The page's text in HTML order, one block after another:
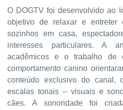
O DOGTV foi desenvolvido ao
objetivo de relaxar e entreter
sozinhos em casa,
interesses particulares. A
acadêmicos e o trabalho de
comportamento canino
conteúdo exclusivo do canal,
escalas tonais – visuais e
cães. A sonoridade foi